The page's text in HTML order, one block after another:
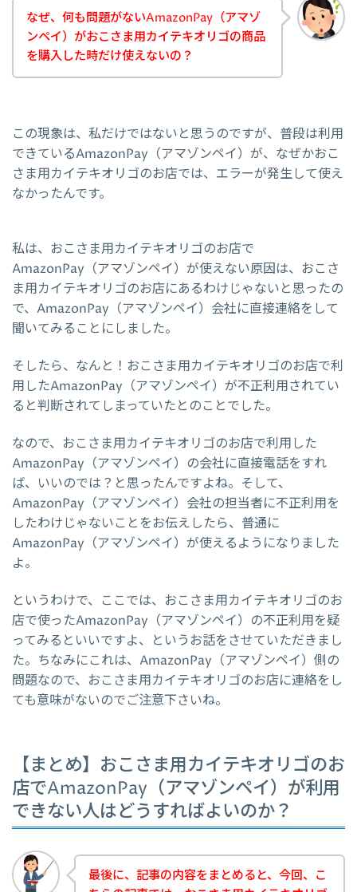
なぜ、何も問題がないAmazonPay（アマゾ
ンペイ）がおこさま用カイテキオリゴの商品
を購入した時だけ使えないの？
この現象は、私だけではないと思うのですが、普段は利用
できているAmazonPay（アマゾンペイ）が、なぜかおこ
さま用カイテキオリゴのお店では、エラーが発生して使え
なかったんです。
私は、おこさま用カイテキオリゴのお店で
AmazonPay（アマゾンペイ）が使えない原因は、おこさ
ま用カイテキオリゴのお店にあるわけじゃないと思ったの
で、AmazonPay（アマゾンペイ）会社に直接連絡をして
聞いてみることにしました。
そしたら、なんと！おこさま用カイテキオリゴのお店で利
用したAmazonPay（アマゾンペイ）が不正利用されてい
ると判断されてしまっていたとのことでした。
なので、おこさま用カイテキオリゴのお店で利用した
AmazonPay（アマゾンペイ）の会社に直接電話をすれ
ば、いいのでは？と思ったんですよね。そして、
AmazonPay（アマゾンペイ）会社の担当者に不正利用を
したわけじゃないことをお伝えしたら、普通に
AmazonPay（アマゾンペイ）が使えるようになりました
よ。
というわけで、ここでは、おこさま用カイテキオリゴのお
店で使ったAmazonPay（アマゾンペイ）の不正利用を疑
ってみるといいですよ、というお話をさせていただきまし
た。ちなみにこれは、AmazonPay（アマゾンペイ）側の
問題なので、おこさま用カイテキオリゴのお店に連絡をし
ても意味がないのでご注意下さいね。
【まとめ】おこさま用カイテキオリゴのお
店でAmazonPay（アマゾンペイ）が利用
できない人はどうすればよいのか？
最後に、記事の内容をまとめると、今回、こ